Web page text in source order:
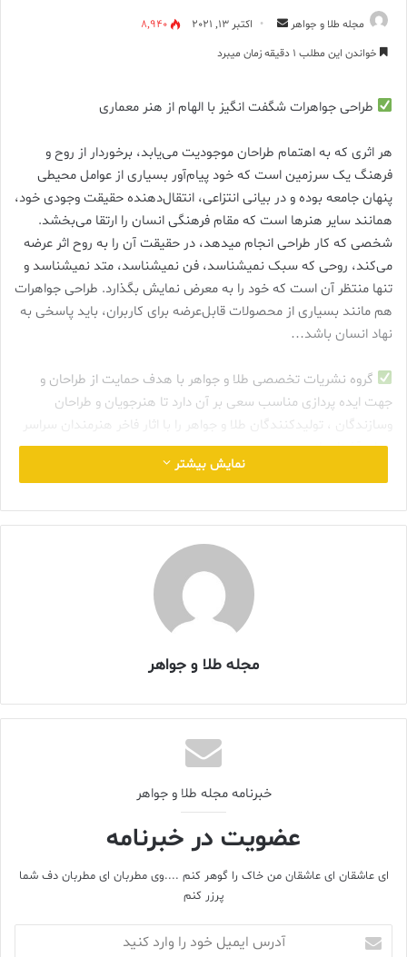
مجله طلا و جواهر
ارسال
اکتبر 13, 2021
8,940
خواندن این مطلب 1 دقیقه زمان میبرد
طراحی جواهرات شگفت انگیز با الهام از هنر معماری
هر اثری که به اهتمام طراحان موجودیت می‌یابد، برخوردار از روح و
فرهنگ یک سرزمین است که خود پیام‌آور بسیاری از عوامل محیطی
پنهان جامعه بوده و در بیانی انتزاعی، انتقال‌دهنده حقیقت وجودی خود،
همانند سایر هنرها است که مقام فرهنگی انسان را ارتقا می‌بخشد.
شخصی که کار طراحی انجام می‎دهد، در حقیقت آن را به روح اثر عرضه
می‌کند، روحی که سبک نمی‎شناسد، فن نمی‎شناسد، متد نمی‎شناسد و
تنها منتظر آن است که خود را به معرض نمایش بگذارد. طراحی جواهرات
هم مانند بسیاری از محصولات قابل‌عرضه برای کاربران، باید پاسخی به
نهاد انسان باشد…
گروه نشریات تخصصی طلا ‌‌و جواهر با هدف حمایت از طراحان و
جهت ایده پردازی مناسب سعی بر آن دارد تا هنرجویان و طراحان
و‌سازندگان ، تولیدکنندگان طلا و جواهر را با اثار فاخر هنرمندان سراسر
جهان آشنا سازد .
نخلستان‌های لیمو و باغ‌های پر از گل در دامنه تپه‌های آهکی کاپری قرار
گرفته است، اما این خلیج ها و سواحل کوچکی هستند که برای آنها
ارزش قائل هستیم. امپراتور روم، تصمیم گرفت که در اینجا بازنشسته
شود. این زیبایی کاپری است، درک دلیل آن دشوار نیست.
به نظر می‌رسد خورشید کاپری بسیار روشن‌تر است.
نمایش بیشتر
مجله طلا و جواهر
خبرنامه مجله طلا و جواهر
عضویت در خبرنامه
ای عاشقان ای عاشقان من خاک را گوهر کنم ....وی مطربان ای مطربان دف شما
پرزر کنم
ایمیل